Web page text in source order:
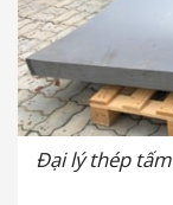
Đại lý thép